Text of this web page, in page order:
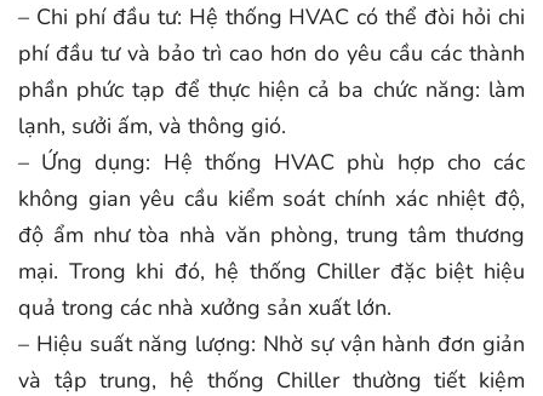
– Chi phí đầu tư: Hệ thống HVAC có thể đòi hỏi chi
phí đầu tư và bảo trì cao hơn do yêu cầu các thành
phần phức tạp để thực hiện cả ba chức năng: làm
lạnh, sưởi ấm, và thông gió.
– Ứng dụng: Hệ thống HVAC phù hợp cho các
không gian yêu cầu kiểm soát chính xác nhiệt độ,
độ ẩm như tòa nhà văn phòng, trung tâm thương
mại. Trong khi đó, hệ thống Chiller đặc biệt hiệu
quả trong các nhà xưởng sản xuất lớn.
– Hiệu suất năng lượng: Nhờ sự vận hành đơn giản
và tập trung, hệ thống Chiller thường tiết kiệm